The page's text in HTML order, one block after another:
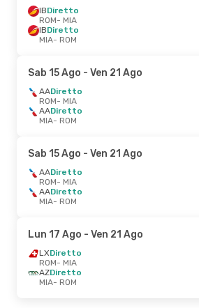
IBDiretto
ROM- MIA
IBDiretto
MIA- ROM
Sab 15 Ago - Ven 21 Ago
AADiretto
ROM- MIA
AADiretto
MIA- ROM
Sab 15 Ago - Ven 21 Ago
AADiretto
ROM- MIA
AADiretto
MIA- ROM
Lun 17 Ago - Ven 21 Ago
LXDiretto
ROM- MIA
AZDiretto
MIA- ROM